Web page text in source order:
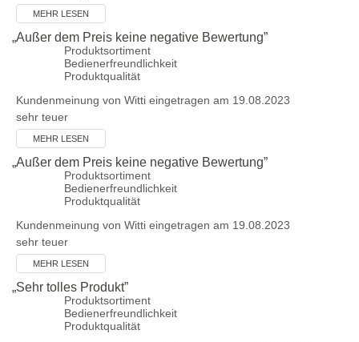
MEHR LESEN
„Außer dem Preis keine negative Bewertung”
Produktsortiment
Bedienerfreundlichkeit
Produktqualität
Kundenmeinung von Witti eingetragen am 19.08.2023
sehr teuer
MEHR LESEN
„Außer dem Preis keine negative Bewertung”
Produktsortiment
Bedienerfreundlichkeit
Produktqualität
Kundenmeinung von Witti eingetragen am 19.08.2023
sehr teuer
MEHR LESEN
„Sehr tolles Produkt”
Produktsortiment
Bedienerfreundlichkeit
Produktqualität